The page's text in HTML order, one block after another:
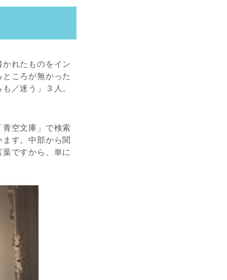
れたものをイン
ころが無かった
／迷う」３人。
空文庫」で検索
す。中部から関
ですから、単に